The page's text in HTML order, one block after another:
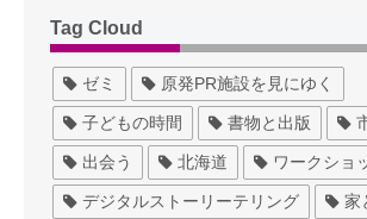
Tag Cloud
ゼミ 原発PR施設を見にゆく
子どもの時間 書物と出版
出会う 北海道 ワークショ
デジタルストーリーテリング 家